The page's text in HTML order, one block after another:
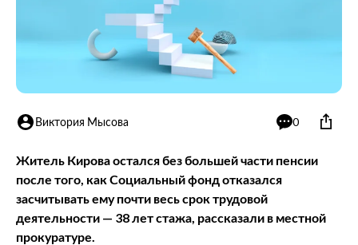
Виктория Мысова 0
Житель Кирова остался без большей части пенсии
после того, как Социальный фонд отказался
засчитывать ему почти весь срок трудовой
деятельности — 38 лет стажа, рассказали в местной
прокуратуре.